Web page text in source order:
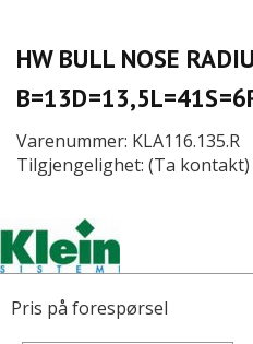
HW BULL NOSE
Varenummer: KLA116.135.R
Tilgjengelighet: (Ta kontakt)
Pris på forespørsel